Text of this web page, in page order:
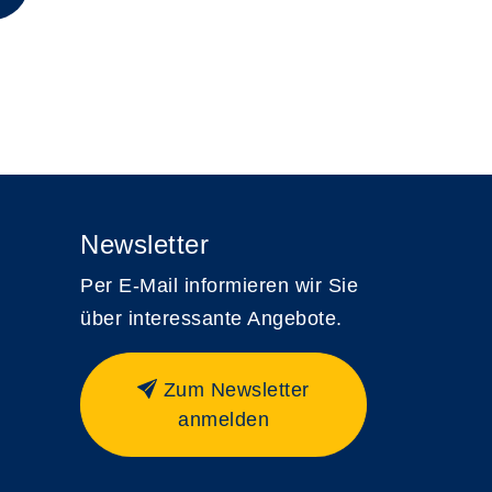
Newsletter
Per E-Mail informieren wir Sie
über interessante Angebote.
Zum Newsletter
anmelden